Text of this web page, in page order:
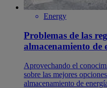
Energy
Problemas de las
almacenamiento de
Aprovechando el
sobre las mejores
almacenamiento de